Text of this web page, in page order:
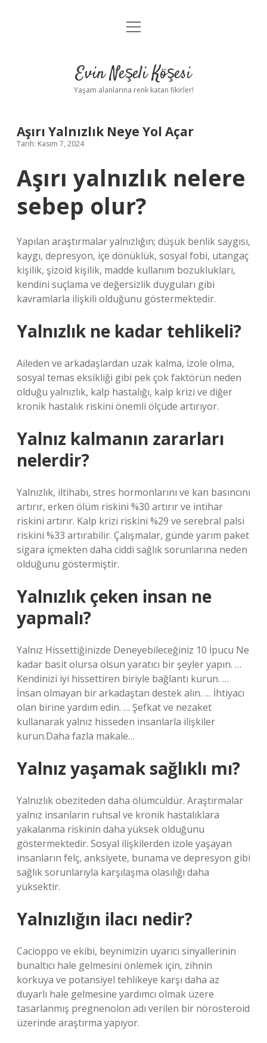
Anasayfa
Yasal Uyarı
menüyü
Evin Neşeli Köşesi
Yaşam alanlarına renk katan fikirler!
Aşırı Yalnızlık Neye Yol Açar
Tarih: Kasım 7, 2024
Aşırı yalnızlık nelere
sebep olur?
Yapılan araştırmalar yalnızlığın; düşük benlik saygısı,
kaygı, depresyon, içe dönüklük, sosyal fobi, utangaç
kişilik, şizoid kişilik, madde kullanım bozuklukları,
kendini suçlama ve değersizlik duyguları gibi
kavramlarla ilişkili olduğunu göstermektedir.
Yalnızlık ne kadar tehlikeli?
Aileden ve arkadaşlardan uzak kalma, izole olma,
sosyal temas eksikliği gibi pek çok faktörün neden
olduğu yalnızlık, kalp hastalığı, kalp krizi ve diğer
kronik hastalık riskini önemli ölçüde artırıyor.
Yalnız kalmanın zararları
nelerdir?
Yalnızlık, iltihabı, stres hormonlarını ve kan basıncını
artırır, erken ölüm riskini %30 artırır ve intihar
riskini artırır. Kalp krizi riskini %29 ve serebral palsi
riskini %33 artırabilir. Çalışmalar, günde yarım paket
sigara içmekten daha ciddi sağlık sorunlarına neden
olduğunu göstermiştir.
Yalnızlık çeken insan ne
yapmalı?
Yalnız Hissettiğinizde Deneyebileceğiniz 10 İpucu Ne
kadar basit olursa olsun yaratıcı bir şeyler yapın. …
Kendinizi iyi hissettiren biriyle bağlantı kurun. …
İnsan olmayan bir arkadaştan destek alın. … İhtiyacı
olan birine yardım edin. … Şefkat ve nezaket
kullanarak yalnız hisseden insanlarla ilişkiler
kurun.Daha fazla makale…
Yalnız yaşamak sağlıklı mı?
Yalnızlık obeziteden daha ölümcüldür. Araştırmalar
yalnız insanların ruhsal ve kronik hastalıklara
yakalanma riskinin daha yüksek olduğunu
göstermektedir. Sosyal ilişkilerden izole yaşayan
insanların felç, anksiyete, bunama ve depresyon gibi
sağlık sorunlarıyla karşılaşma olasılığı daha
yüksektir.
Yalnızlığın ilacı nedir?
Cacioppo ve ekibi, beynimizin uyarıcı sinyallerinin
bunaltıcı hale gelmesini önlemek için, zihnin
korkuya ve potansiyel tehlikeye karşı daha az
duyarlı hale gelmesine yardımcı olmak üzere
tasarlanmış pregnenolon adı verilen bir nörosteroid
üzerinde araştırma yapıyor.